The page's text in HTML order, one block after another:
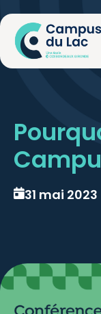
31 mai 2023